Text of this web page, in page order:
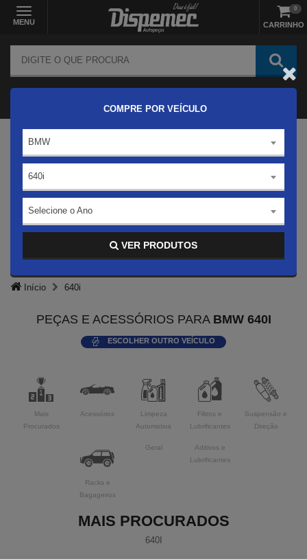
MENU CARRINHO
0
COMPRE POR VEÍCULO
BMW
640i
Selecione o Ano
VER PRODUTOS
Início 640i
PEÇAS E ACESSÓRIOS PARA BMW 640I
ESCOLHER OUTRO VEÍCULO
Mais
Procurados
Acessórios
Limpeza
Automotiva
Filtros e
Lubrificantes
Suspensão e
Direção
Racks e
Bagageiros
Geral
Aditivos e
Lubrificantes
MAIS PROCURADOS
640I